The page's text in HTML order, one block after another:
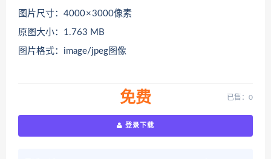
图片尺寸：4000 × 3000像素
原图大小：1.763 MB
图片格式：image/jpeg图像
免费 已售：0
登录下载